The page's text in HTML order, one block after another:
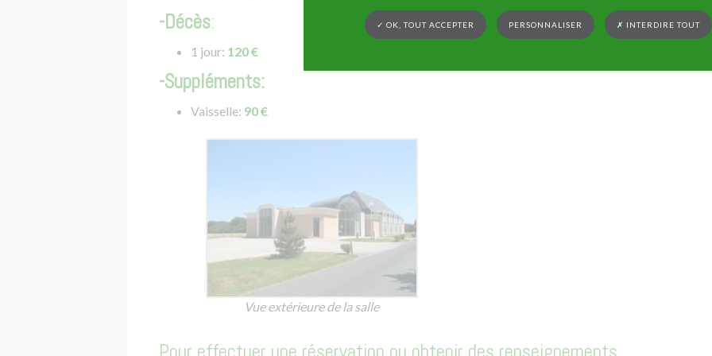
-Décès:
1 jour: 120 €
-Suppléments:
Vaisselle: 90 €
Vue extérieure de la salle
✓ OK, TOUT ACCEPTER PERSONNALISER ✗ INTERDIRE TOUT